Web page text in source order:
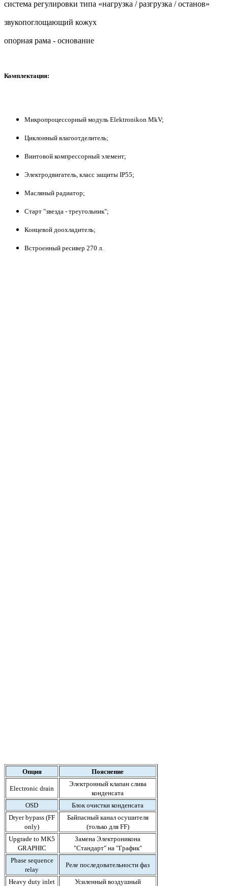
система регулировки типа «нагрузка / разгрузка / останов»
звукопоглощающий кожух
опорная рама - основание
Комплектация:
Микропроцессорный модуль Elektronikon MkV;
Циклонный влагоотделитель;
Винтовой компрессорный элемент;
Электродвигатель, класс защиты IP55;
Масляный радиатор;
Старт "звезда - треугольник";
Концевой доохладитель;
Встроенный ресивер 270 л.
Опция Пояснение
Electronic drain
Электронный клапан слива
конденсата
OSD
Блок очистки конденсата
Dryer bypass (FF
only)
Байпасный канал осушителя
(только для FF)
Upgrade to MK5
GRAPHIC
Замена Электроникона
"Стандарт" на "График"
Phase sequence
relay
Реле последовательности фаз
Heavy duty inlet
Усиленный воздушный